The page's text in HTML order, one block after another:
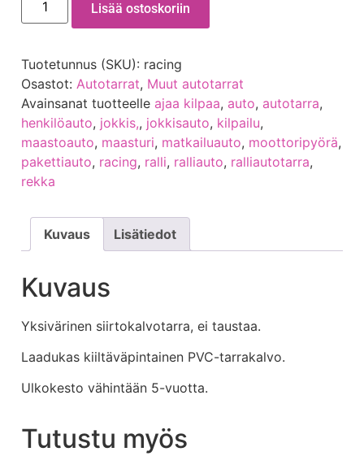
Lisää ostoskoriin
Tuotetunnus (SKU): racing
Osastot: Autotarrat, Muut autotarrat
Avainsanat tuotteelle ajaa kilpaa, auto, autotarra,
henkilöauto, jokkis,, jokkisauto, kilpailu,
maastoauto, maasturi, matkailuauto, moottoripyörä,
pakettiauto, racing, ralli, ralliauto, ralliautotarra,
rekka
Kuvaus Lisätiedot
Kuvaus
Yksivärinen siirtokalvotarra, ei taustaa.
Laadukas kiiltäväpintainen PVC-tarrakalvo.
Ulkokesto vähintään 5-vuotta.
Tutustu myös